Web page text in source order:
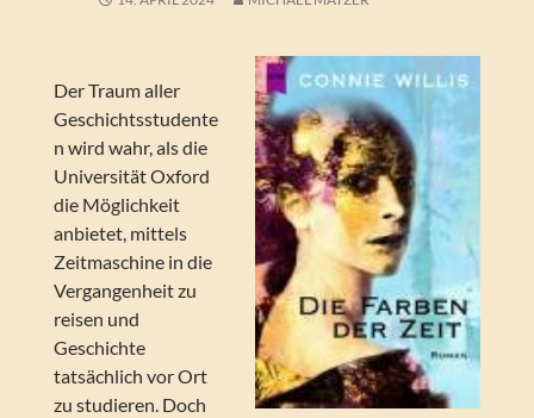
Der Traum aller
Geschichtsstudente
n wird wahr, als die
Universität Oxford
die Möglichkeit
anbietet, mittels
Zeitmaschine in die
Vergangenheit zu
reisen und
Geschichte
tatsächlich vor Ort
zu studieren. Doch